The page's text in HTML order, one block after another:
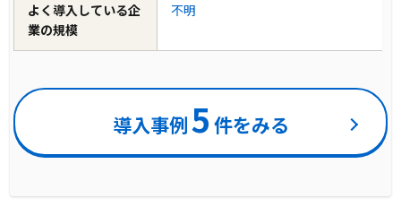
よく導入している企
業の規模
不明
導入事例5 件をみる